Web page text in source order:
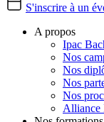
S'inscrire à un
A propos
Ipac
Nos
Nos
Nos
Nos
Alliance